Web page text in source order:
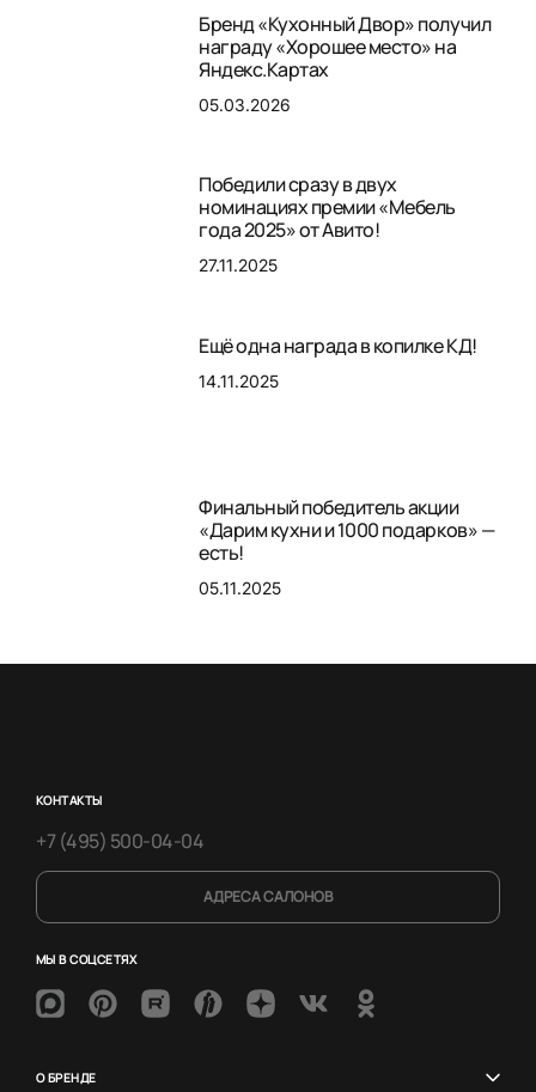
Бренд «Кухонный Двор» получил
награду «Хорошее место» на
Яндекс.Картах
05.03.2026
Победили сразу в двух
номинациях премии «Мебель
года 2025» от Авито!
27.11.2025
Ещё одна награда в копилке КД!
14.11.2025
Финальный победитель акции
«Дарим кухни и 1000 подарков» —
есть!
05.11.2025
КОНТАКТЫ
+7 (495) 500-04-04
АДРЕСА САЛОНОВ
МЫ В СОЦСЕТЯХ
О БРЕНДЕ